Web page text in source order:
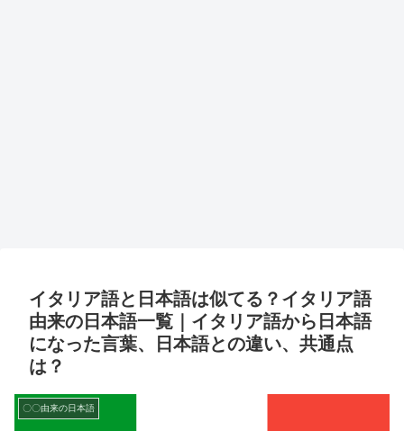
イタリア語と日本語は似てる？イタリア語
由来の日本語一覧｜イタリア語から日本語
になった言葉、日本語との違い、共通点
は？
〇〇由来の日本語